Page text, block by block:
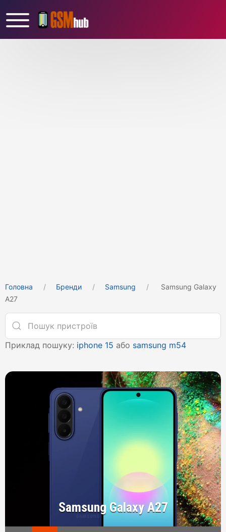
Головна Бренди Samsung
Samsung Galaxy
A27
Приклад пошуку: iphone 15 або samsung m54
Samsung Galaxy A27